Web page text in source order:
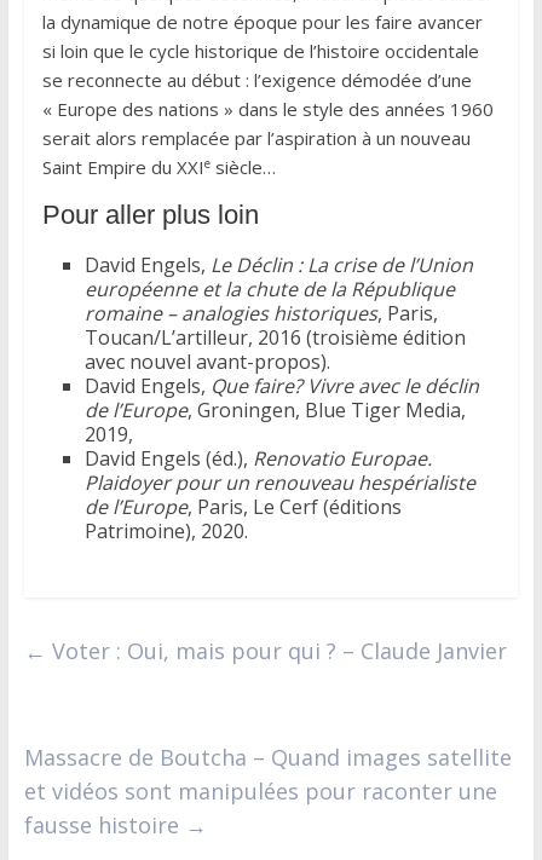
la dynamique de notre époque pour les faire avancer
si loin que le cycle historique de l’histoire occidentale
se reconnecte au début : l’exigence démodée d’une
« Europe des nations » dans le style des années 1960
serait alors remplacée par l’aspiration à un nouveau
Saint Empire du XXIesiècle…
Pour aller plus loin
David Engels, Le Déclin : La crise de l’Union
européenne et la chute de la République
romaine – analogies historiques, Paris,
Toucan/L’artilleur, 2016 (troisième édition
avec nouvel avant-propos).
David Engels, Que faire? Vivre avec le déclin
de l’Europe, Groningen, Blue Tiger Media,
2019,
David Engels (éd.), Renovatio Europae.
Plaidoyer pour un renouveau hespérialiste
de l’Europe, Paris, Le Cerf (éditions
Patrimoine), 2020.
← Voter : Oui, mais pour qui ? – Claude Janvier
Massacre de Boutcha – Quand images satellite
et vidéos sont manipulées pour raconter une
fausse histoire →